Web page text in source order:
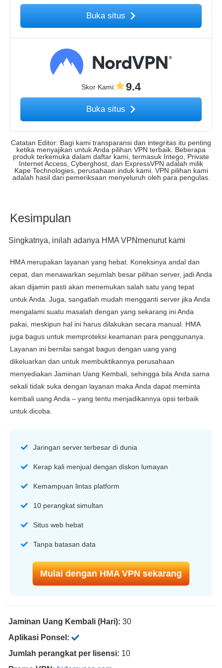
Buka situs
Skor Kami: 9.4
Buka situs
Catatan Editor: Bagi kami transparansi dan integritas itu penting
ketika menyajikan untuk Anda pilihan VPN terbaik. Beberapa
produk terkemuka dalam daftar kami, termasuk Intego, Private
Internet Access, Cyberghost, dan ExpressVPN adalah milik
Kape Technologies, perusahaan induk kami. VPN pilihan kami
adalah hasil dari pemeriksaan menyeluruh oleh para pengulas.
Kesimpulan
Singkatnya, inilah adanya HMA VPNmenurut kami
HMA merupakan layanan yang hebat. Koneksinya andal dan
cepat, dan menawarkan sejumlah besar pilihan server, jadi Anda
akan dijamin pasti akan menemukan salah satu yang tepat
untuk Anda. Juga, sangatlah mudah mengganti server jika Anda
mengalami suatu masalah dengan yang sekarang ini Anda
pakai, meskipun hal ini harus dilakukan secara manual. HMA
juga bagus untuk memproteksi keamanan para penggunanya.
Layanan ini bernilai sangat bagus dengan uang yang
dikeluarkan dan untuk membuktikannya perusahaan
menyediakan Jaminan Uang Kembali, sehingga bila Anda sama
sekali tidak suka dengan layanan maka Anda dapat meminta
kembali uang Anda – yang tentu menjadikannya opsi terbaik
untuk dicoba.
Jaringan server terbesar di dunia
Kerap kali menjual dengan diskon lumayan
Kemampuan lintas platform
10 perangkat simultan
Situs web hebat
Tanpa batasan data
Mulai dengan HMA VPN sekarang
Jaminan Uang Kembali (Hari): 30
Aplikasi Ponsel:
Jumlah perangkat per lisensi: 10